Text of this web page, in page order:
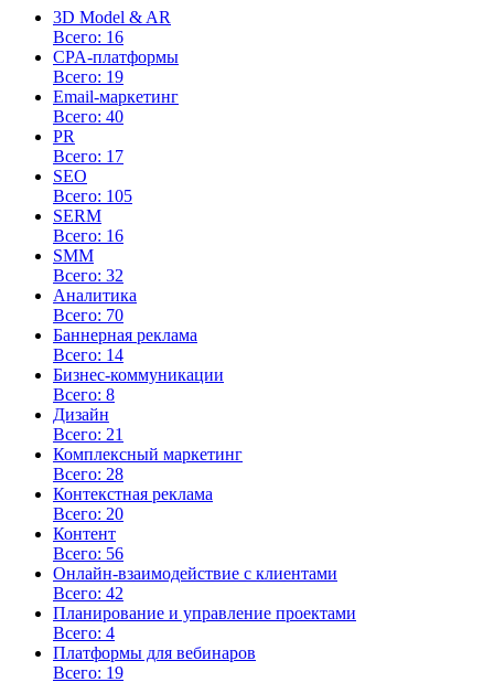
3D Model & AR
Всего: 16
CPA-платформы
Всего: 19
Email-маркетинг
Всего: 40
PR
Всего: 17
SEO
Всего: 105
SERM
Всего: 16
SMM
Всего: 32
Аналитика
Всего: 70
Баннерная реклама
Всего: 14
Бизнес-коммуникации
Всего: 8
Дизайн
Всего: 21
Комплексный маркетинг
Всего: 28
Контекстная реклама
Всего: 20
Контент
Всего: 56
Онлайн-взаимодействие с клиентами
Всего: 42
Планирование и управление проектами
Всего: 4
Платформы для вебинаров
Всего: 19